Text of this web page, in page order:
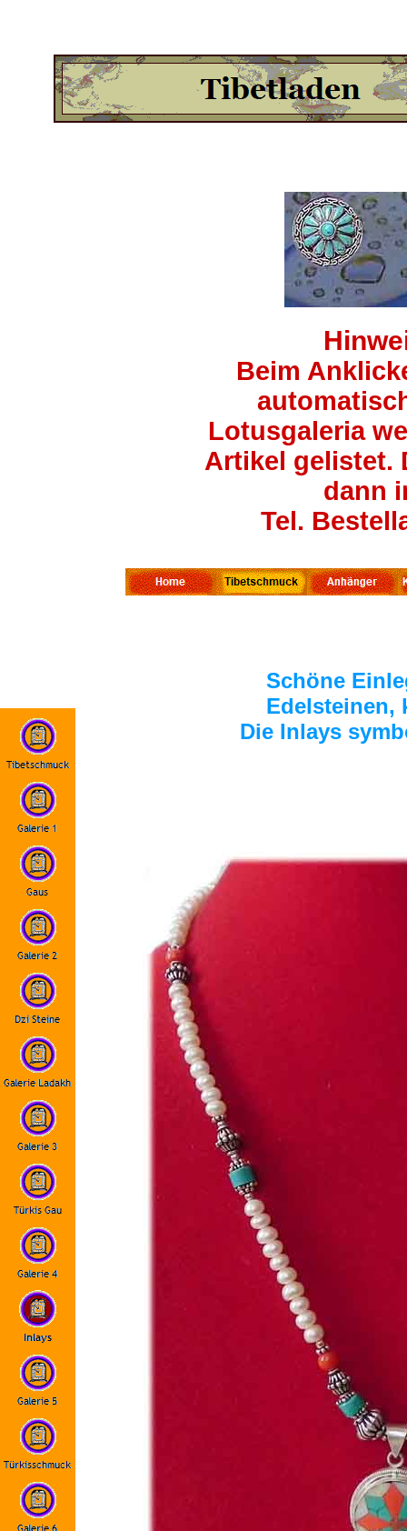
Beim
Lotusgaleria
Artikel gelistet.
dann
Tel.
Schöne
Edelsteinen,
Die Inlays